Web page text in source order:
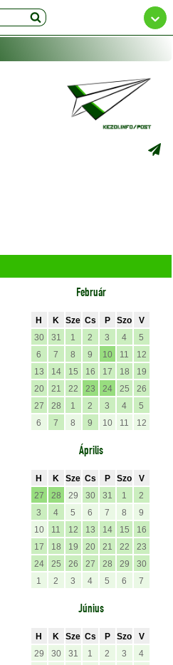
Február
H K Sze Cs P Szo
V
30
31 1 2 3 4
5
6
7 8 9 10 11
12
13
14 15 16 17 18
19
20
21 22 23 24 25
26
27
28 1 2 3 4
5
6
7 8 9 10 11 12
Április
H K Sze Cs P Szo
V
27
28 29 30 31 1
2
3
4 5 6 7 8
9
10
11 12 13 14 15
16
17
18 19 20 21 22
23
24
25 26 27 28 29
30
1
2 3 4 5 6 7
Június
H K Sze Cs P Szo
V
29
30 31 1 2 3
4